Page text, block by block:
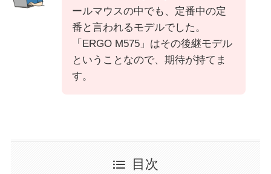
ールマウスの中でも、定番中の定
番と言われるモデルでした。
「ERGO M575」はその後継モデル
ということなので、期待が持てま
す。
目次